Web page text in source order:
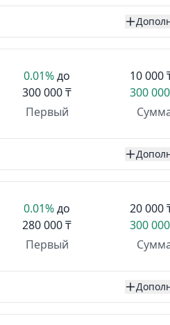
0.01%до
300 000 ₸
Первый
10 000
300
0.01%до
280 000 ₸
Первый
20 000
300